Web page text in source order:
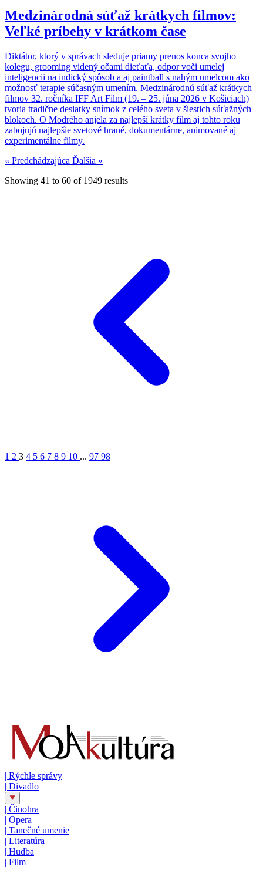
Medzinárodná súťaž krátkych filmov:
Veľké príbehy v krátkom čase
Diktátor, ktorý v správach sleduje priamy prenos konca svojho
kolegu, grooming videný očami dieťaťa, odpor voči umelej
inteligencii na indický spôsob a aj paintball s nahým umelcom ako
možnosť terapie súčasným umením. Medzinárodnú súťaž krátkych
filmov 32. ročníka IFF Art Film (19. – 25. júna 2026 v Košiciach)
tvoria tradične desiatky snímok z celého sveta v šiestich súťažných
blokoch. O Modrého anjela za najlepší krátky film aj tohto roku
zabojujú najlepšie svetové hrané, dokumentárne, animované aj
experimentálne filmy.
« Predchádzajúca Ďalšia »
Showing 41 to 60 of 1949 results
1 2 3 4 5 6 7 8 9 10 ... 97 98
| Rýchle správy
| Divadlo
| Činohra
| Opera
| Tanečné umenie
| Literatúra
| Hudba
| Film